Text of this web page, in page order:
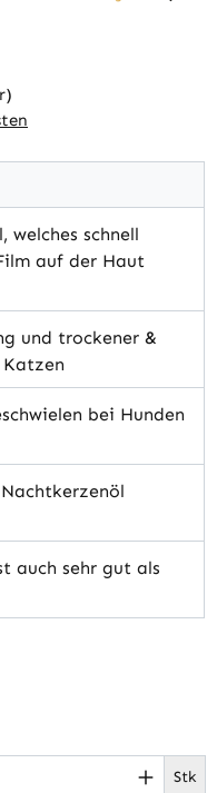
welches schnell
auf der Haut
und trockener &
bei Hunden
auch sehr gut als
gewünschten Stk